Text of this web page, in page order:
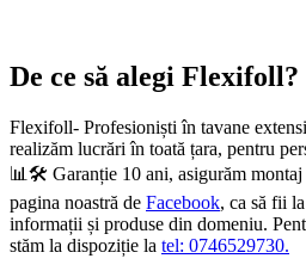
De ce să alegi Flexifoll?
Flexifoll- Profesioniști în tavane
realizăm lucrări în toată țara, pentru
📊 🛠 Garanție 10 ani, asigurăm
pagina noastră de Facebook, ca să fii
informații și produse din domeniu.
stăm la dispoziție la tel: 0746529730.